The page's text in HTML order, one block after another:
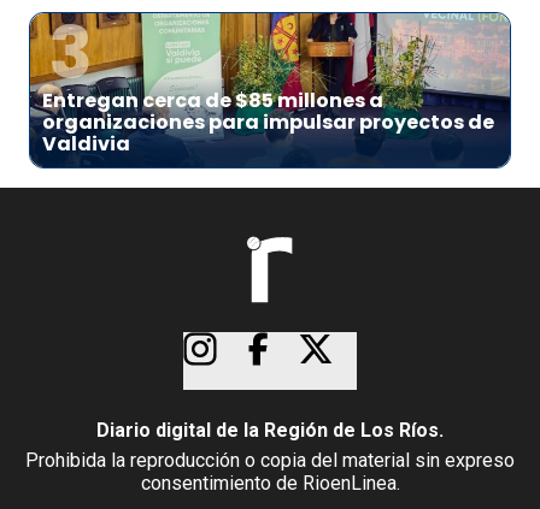
3
Entregan cerca de $85 millones a
organizaciones para impulsar proyectos de
Valdivia
Diario digital de la Región de Los Ríos.
Prohibida la reproducción o copia del material sin expreso
consentimiento de RioenLinea.